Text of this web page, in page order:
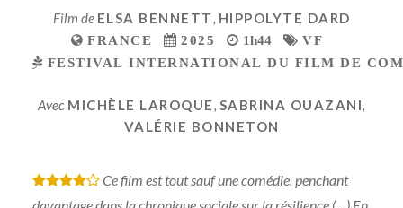
Film de ELSA BENNETT, HIPPOLYTE DARD
FRANCE 2025 1h44
VF
FESTIVAL INTERNATIONAL DU FILM DE
Avec MICHÈLE LAROQUE, SABRINA OUAZANI,
VALÉRIE BONNETON
* * * *
Ce film est tout sauf une comédie, penchant